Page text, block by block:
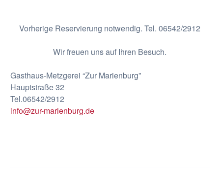
Vorherige Reservierung notwendig. Tel. 06542/2912
Wir freuen uns auf Ihren Besuch.
Gasthaus-Metzgerei “Zur Marienburg”
Hauptstraße 32
Tel.06542/2912
info@zur-marienburg.de